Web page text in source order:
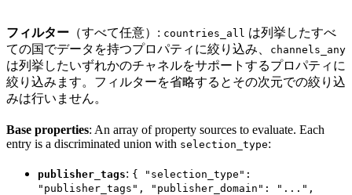
フィルター （すべて任意）: countries_all は列挙したすべ
ての国でデータを持つプロパティに絞り込み、
channels_any
は列挙したいずれかのチャネルをサポートするプロパティに
絞り込みます。フィルターを省略するとその次元での絞り込
みは行いません。
Base properties: An array of property sources to evaluate. Each
entry is a discriminated union with selection_type:
publisher_tags: { "selection_type":
"publisher_tags", "publisher_domain": "...",